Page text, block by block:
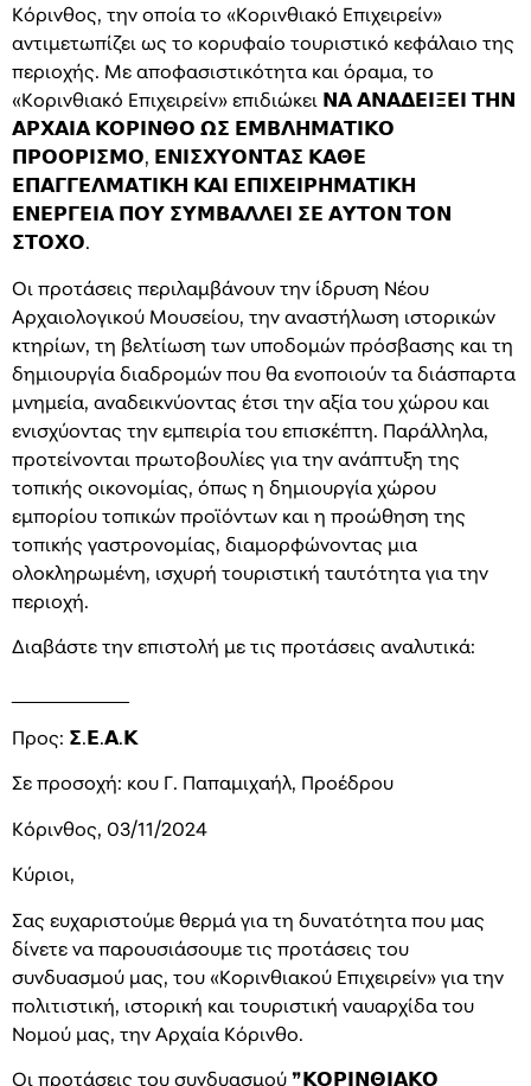
Κόρινθος, την οποία το «Κορινθιακό Επιχειρείν»
αντιμετωπίζει ως το κορυφαίο τουριστικό κεφάλαιο της
περιοχής. Με αποφασιστικότητα και όραμα, το
«Κορινθιακό Επιχειρείν» επιδιώκει 𝝢𝝖 𝝖𝝢𝝖𝝙𝝚𝝞𝝣𝝚𝝞 𝝩𝝜𝝢
𝝖𝝦𝝬𝝖𝝞𝝖 𝝟𝝤𝝦𝝞𝝢𝝝𝝤 𝝮𝝨 𝝚𝝡𝝗𝝠𝝜𝝡𝝖𝝩𝝞𝝟𝝤
𝝥𝝦𝝤𝝤𝝦𝝞𝝨𝝡𝝤, 𝝚𝝢𝝞𝝨𝝬𝝪𝝤𝝢𝝩𝝖𝝨 𝝟𝝖𝝝𝝚
𝝚𝝥𝝖𝝘𝝘𝝚𝝠𝝡𝝖𝝩𝝞𝝟𝝜 𝝟𝝖𝝞 𝝚𝝥𝝞𝝬𝝚𝝞𝝦𝝜𝝡𝝖𝝩𝝞𝝟𝝜
𝝚𝝢𝝚𝝦𝝘𝝚𝝞𝝖 𝝥𝝤𝝪 𝝨𝝪𝝡𝝗𝝖𝝠𝝠𝝚𝝞 𝝨𝝚 𝝖𝝪𝝩𝝤𝝢 𝝩𝝤𝝢
𝝨𝝩𝝤𝝬𝝤.
Οι προτάσεις περιλαμβάνουν την ίδρυση Νέου
Αρχαιολογικού Μουσείου, την αναστήλωση ιστορικών
κτηρίων, τη βελτίωση των υποδομών πρόσβασης και τη
δημιουργία διαδρομών που θα ενοποιούν τα διάσπαρτα
μνημεία, αναδεικνύοντας έτσι την αξία του χώρου και
ενισχύοντας την εμπειρία του επισκέπτη. Παράλληλα,
προτείνονται πρωτοβουλίες για την ανάπτυξη της
τοπικής οικονομίας, όπως η δημιουργία χώρου
εμπορίου τοπικών προϊόντων και η προώθηση της
τοπικής γαστρονομίας, διαμορφώνοντας μια
ολοκληρωμένη, ισχυρή τουριστική ταυτότητα για την
περιοχή.
Διαβάστε την επιστολή με τις προτάσεις αναλυτικά:
Προς: 𝝨.𝝚.𝝖.𝝟
Σε προσοχή: κου Γ. Παπαμιχαήλ, Προέδρου
Κόρινθος, 03/11/2024
Κύριοι,
Σας ευχαριστούμε θερμά για τη δυνατότητα που μας
δίνετε να παρουσιάσουμε τις προτάσεις του
συνδυασμού μας, του «Κορινθιακού Επιχειρείν» για την
πολιτιστική, ιστορική και τουριστική ναυαρχίδα του
Νομού μας, την Αρχαία Κόρινθο.
Οι προτάσεις του συνδυασμού ❞𝝟𝝤𝝦𝝞𝝢𝝝𝝞𝝖𝝟𝝤